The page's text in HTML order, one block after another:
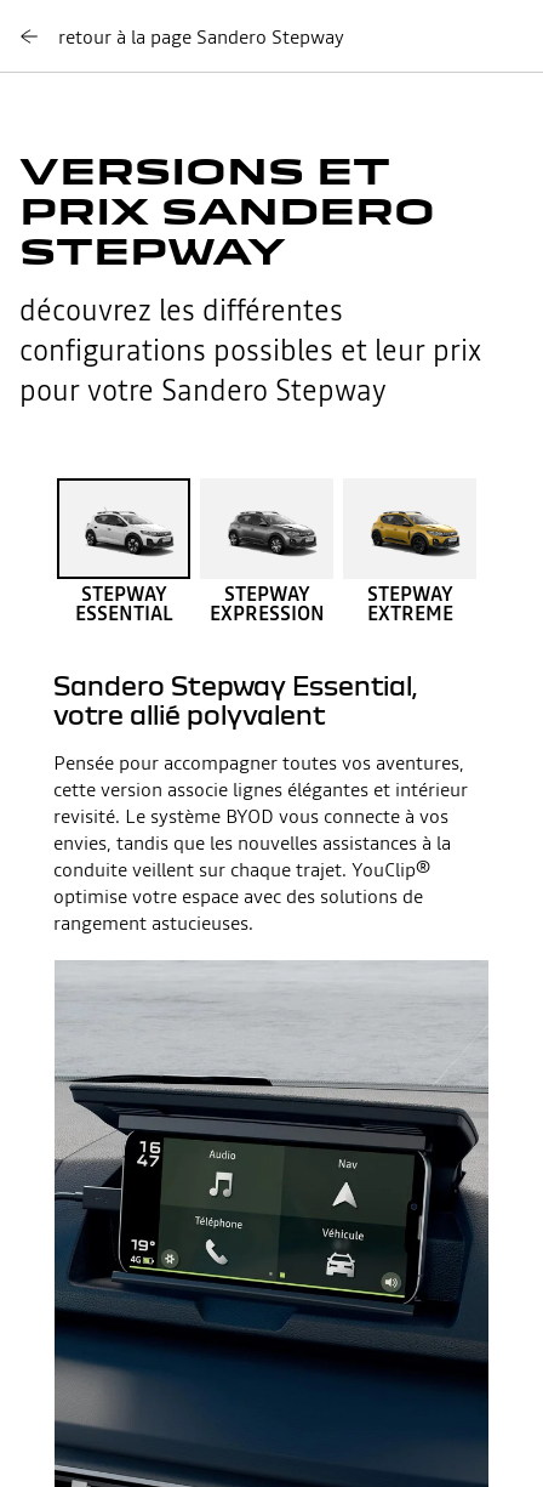
retour à la page Sandero Stepway
VERSIONS ET
PRIX SANDERO
STEPWAY
découvrez les différentes
configurations possibles et leur prix
pour votre Sandero Stepway
STEPWAY
ESSENTIAL
STEPWAY
EXPRESSION
STEPWAY
EXTREME
Sandero Stepway Essential,
votre allié polyvalent
Pensée pour accompagner toutes vos aventures,
cette version associe lignes élégantes et intérieur
revisité. Le système BYOD vous connecte à vos
envies, tandis que les nouvelles assistances à la
conduite veillent sur chaque trajet. YouClip®
optimise votre espace avec des solutions de
rangement astucieuses.